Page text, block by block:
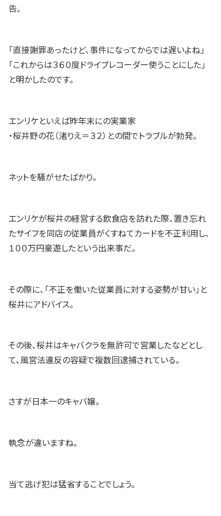
告。
「直接謝罪あったけど、事件になってからでは遅いよね」
「これからは３６０度ドライブレコーダー使うことにした」
と明かしたのです。
エンリケといえば昨年末にの実業家
・桜井野の花（渚りえ＝３２）との間でトラブルが勃発。
ネットを騒がせたばかり。
エンリケが桜井の経営する飲食店を訪れた際、置き忘れ
たサイフを同店の従業員がくすねてカードを不正利用し、
１００万円豪遊したという出来事だ。
その際に、「不正を働いた従業員に対する姿勢が甘い」と
桜井にアドバイス。
その後、桜井はキャバクラを無許可で営業したなどとし
て、風営法違反の容疑で複数回逮捕されている。
さすが日本一のキャバ嬢。
執念が違いますね。
当て逃げ犯は猛省することでしょう。